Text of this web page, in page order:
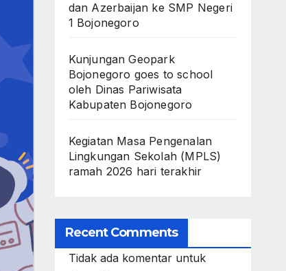
dan Azerbaijan ke SMP Negeri
1 Bojonegoro
Kunjungan Geopark
Bojonegoro goes to school
oleh Dinas Pariwisata
Kabupaten Bojonegoro
Kegiatan Masa Pengenalan
Lingkungan Sekolah (MPLS)
ramah 2026 hari terakhir
Recent Comments
Tidak ada komentar untuk